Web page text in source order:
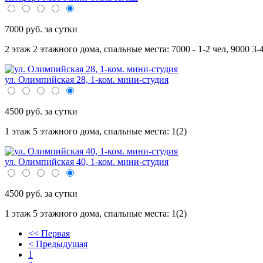
7000 руб. за сутки
2 этаж 2 этажного дома, спальные места: 7000 - 1-2 чел, 9000 3-
ул. Олимпийская 28, 1-ком. мини-студия
4500 руб. за сутки
1 этаж 5 этажного дома, спальные места: 1(2)
ул. Олимпийская 40, 1-ком. мини-студия
4500 руб. за сутки
1 этаж 5 этажного дома, спальные места: 1(2)
<< Первая
< Предыдущая
1